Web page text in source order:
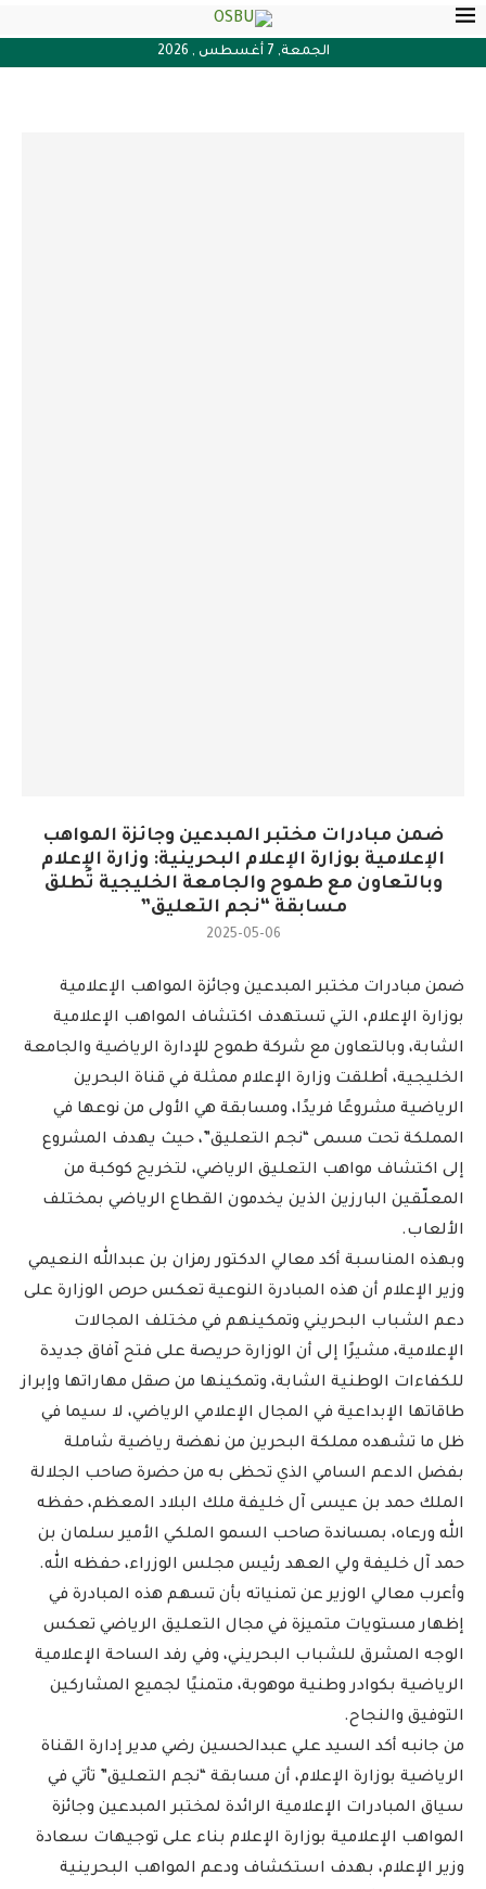
الجمعة, 7 أغسطس , 2026
ضمن مبادرات مختبر المبدعين وجائزة المواهب
الإعلامية بوزارة الإعلام البحرينية: وزارة الإعلام
وبالتعاون مع طموح والجامعة الخليجية تُطلق
مسابقة “نجم التعليق”
2025-05-06
ضمن مبادرات مختبر المبدعين وجائزة المواهب الإعلامية
بوزارة الإعلام، التي تستهدف اكتشاف المواهب الإعلامية
الشابة، وبالتعاون مع شركة طموح للإدارة الرياضية والجامعة
الخليجية، أطلقت وزارة الإعلام ممثلة في قناة البحرين
الرياضية مشروعًا فريدًا، ومسابقة هي الأولى من نوعها في
المملكة تحت مسمى “نجم التعليق”، حيث يهدف المشروع
إلى اكتشاف مواهب التعليق الرياضي، لتخريج كوكبة من
المعلّقين البارزين الذين يخدمون القطاع الرياضي بمختلف
الألعاب.
وبهذه المناسبة أكد معالي الدكتور رمزان بن عبدالله النعيمي
وزير الإعلام أن هذه المبادرة النوعية تعكس حرص الوزارة على
دعم الشباب البحريني وتمكينهم في مختلف المجالات
الإعلامية، مشيرًا إلى أن الوزارة حريصة على فتح آفاق جديدة
للكفاءات الوطنية الشابة، وتمكينها من صقل مهاراتها وإبراز
طاقاتها الإبداعية في المجال الإعلامي الرياضي، لا سيما في
ظل ما تشهده مملكة البحرين من نهضة رياضية شاملة
بفضل الدعم السامي الذي تحظى به من حضرة صاحب الجلالة
الملك حمد بن عيسى آل خليفة ملك البلاد المعظم، حفظه
الله ورعاه، بمساندة صاحب السمو الملكي الأمير سلمان بن
حمد آل خليفة ولي العهد رئيس مجلس الوزراء، حفظه الله.
وأعرب معالي الوزير عن تمنياته بأن تسهم هذه المبادرة في
إظهار مستويات متميزة في مجال التعليق الرياضي تعكس
الوجه المشرق للشباب البحريني، وفي رفد الساحة الإعلامية
الرياضية بكوادر وطنية موهوبة، متمنيًا لجميع المشاركين
التوفيق والنجاح.
من جانبه أكد السيد علي عبدالحسين رضي مدير إدارة القناة
الرياضية بوزارة الإعلام، أن مسابقة “نجم التعليق” تأتي في
سياق المبادرات الإعلامية الرائدة لمختبر المبدعين وجائزة
المواهب الإعلامية بوزارة الإعلام بناء على توجيهات سعادة
وزير الإعلام، بهدف استكشاف ودعم المواهب البحرينية